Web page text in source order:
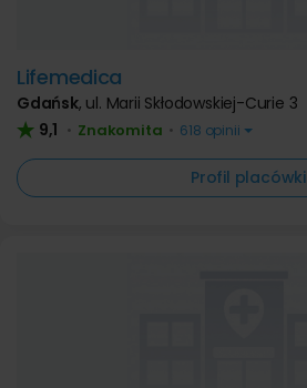
Lifemedica
Gdańsk, ul. Marii Skłodowskiej-Curie 3
9,1 • Znakomita • 618 opinii
Profil placówki